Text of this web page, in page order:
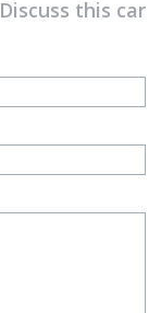
Discuss this car